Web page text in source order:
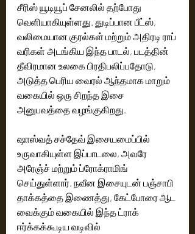
சீரிஸ் யூடியூப் சேனலில் தற்போது
வெளியாகியுள்ளது. துடிப்பான பீட்ஸ்,
வலிமையான குரல்கள் மற்றும் அதிரடி ராப்
வரிகள் அடங்கிய இந்த பாடல், படத்தின்
தீவிரமான உலகை பிரதிபலிப்பதோடு,
அடுத்த பெரிய வைரல் ஆந்தமாக மாறும்
வகையில் ஒரு சிறந்த இசை
அனுபவத்தை வழங்குகிறது.
ஷாஸ்வத் சச்தேவ் இசையமைப்பில்
உருவாகியுள்ள இப்பாடலை, அவரே
அரேஞ்ச் மற்றும் ப்ரோக்ராமிங்
செய்துள்ளார். நவீன இசையுடன் பஞ்சாபி
தாக்கத்தை இணைத்து, கேட்போரை ஆட
வைக்கும் வகையில் இந்த ட்ராக்
ஈர்க்கக்கூடிய வடிவில்